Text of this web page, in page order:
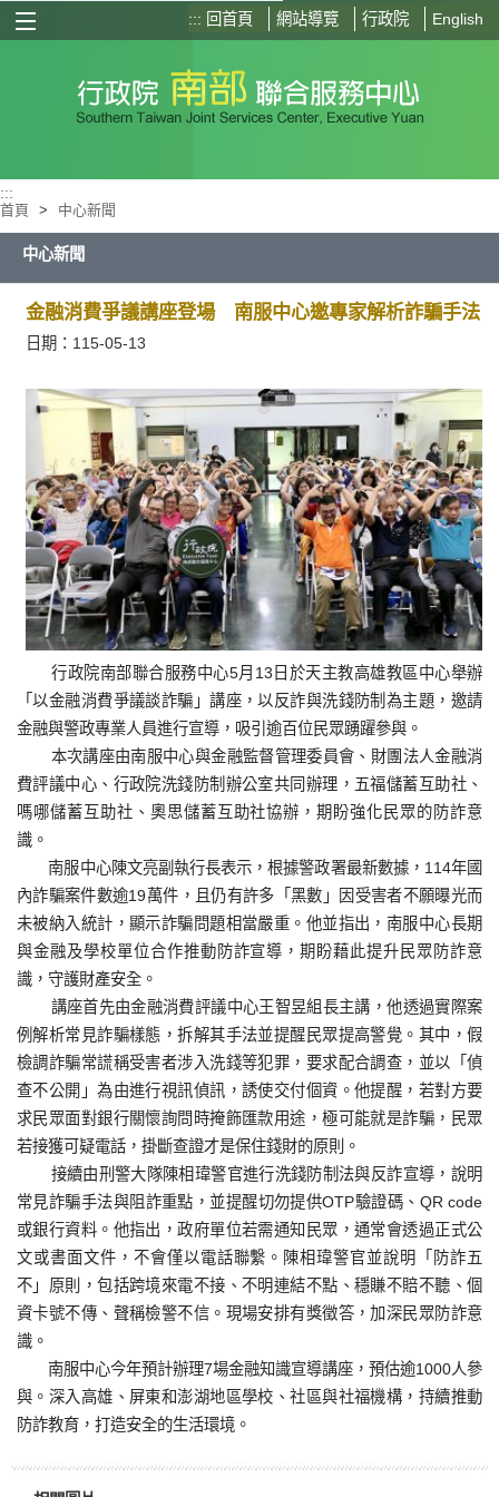
::: 回首頁 網站導覽 行政院 English
選單按鈕
:::
首頁 > 中心新聞
中心新聞
金融消費爭議講座登場 南服中心邀專家解析詐騙手法
日期：115-05-13
行政院南部聯合服務中心5月13日於天主教高雄教區中心舉辦
「以金融消費爭議談詐騙」講座，以反詐與洗錢防制為主題，邀請
金融與警政專業人員進行宣導，吸引逾百位民眾踴躍參與。
本次講座由南服中心與金融監督管理委員會、財團法人金融消
費評議中心、行政院洗錢防制辦公室共同辦理，五福儲蓄互助社、
嗎哪儲蓄互助社、奧思儲蓄互助社協辦，期盼強化民眾的防詐意
識。
南服中心陳文亮副執行長表示，根據警政署最新數據，114年國
內詐騙案件數逾19萬件，且仍有許多「黑數」因受害者不願曝光而
未被納入統計，顯示詐騙問題相當嚴重。他並指出，南服中心長期
與金融及學校單位合作推動防詐宣導，期盼藉此提升民眾防詐意
識，守護財產安全。
講座首先由金融消費評議中心王智昱組長主講，他透過實際案
例解析常見詐騙樣態，拆解其手法並提醒民眾提高警覺。其中，假
檢調詐騙常謊稱受害者涉入洗錢等犯罪，要求配合調查，並以「偵
查不公開」為由進行視訊偵訊，誘使交付個資。他提醒，若對方要
求民眾面對銀行關懷詢問時掩飾匯款用途，極可能就是詐騙，民眾
若接獲可疑電話，掛斷查證才是保住錢財的原則。
接續由刑警大隊陳相瑋警官進行洗錢防制法與反詐宣導，說明
常見詐騙手法與阻詐重點，並提醒切勿提供OTP驗證碼、QR code
或銀行資料。他指出，政府單位若需通知民眾，通常會透過正式公
文或書面文件，不會僅以電話聯繫。陳相瑋警官並說明「防詐五
不」原則，包括跨境來電不接、不明連結不點、穩賺不賠不聽、個
資卡號不傳、聲稱檢警不信。現場安排有獎徵答，加深民眾防詐意
識。
南服中心今年預計辦理7場金融知識宣導講座，預估逾1000人參
與。深入高雄、屏東和澎湖地區學校、社區與社福機構，持續推動
防詐教育，打造安全的生活環境。